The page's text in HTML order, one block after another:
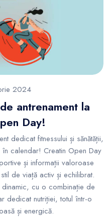
2024
antrenament la
Day!
dedicat fitnessului și sănătății,
calendar! Creatin Open Day
și informații valoroase
de viață activ și echilibrat.
dinamic, cu o combinație de
dedicat nutriției, totul într-o
și energică.